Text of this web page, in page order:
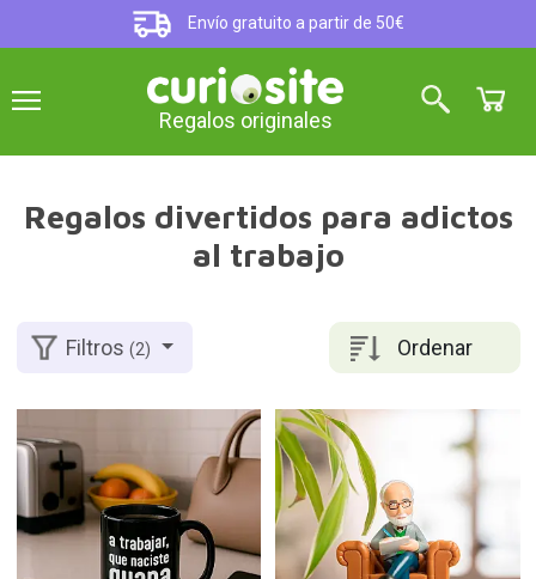
Envío gratuito a partir de 50€
Regalos originales
Regalos divertidos para adictos
al trabajo
Ordenar
Filtros(2)